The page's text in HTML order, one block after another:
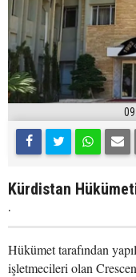
Kürdistan
.
Hükümet tarafından
işletmecileri olan